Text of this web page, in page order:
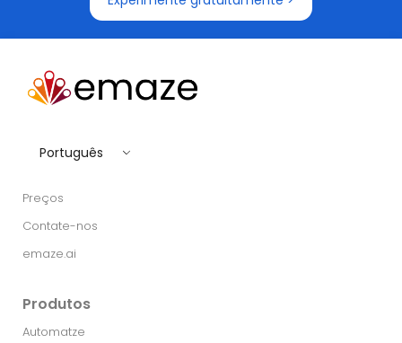
Português
Preços
Contate-nos
emaze.ai
Produtos
Automatze